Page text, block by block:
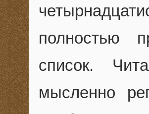
полностью
список.
мысленно